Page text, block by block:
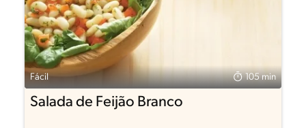
Fácil 105 min
Salada de Feijão Branco